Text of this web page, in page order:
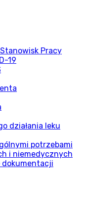
Pracy
19
działania leku
potrzebami
i niemedycznych
dokumentacji